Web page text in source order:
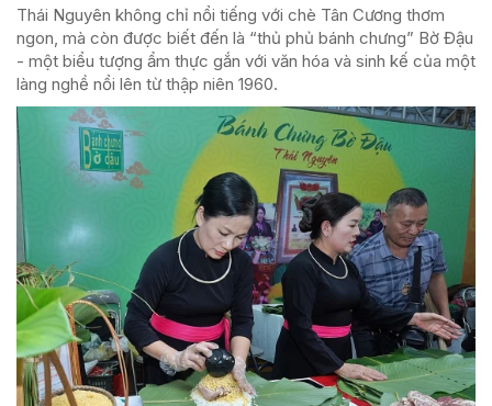
Thái Nguyên không chỉ nổi tiếng với chè Tân Cương thơm
ngon, mà còn được biết đến là “thủ phủ bánh chưng” Bờ Đậu
- một biểu tượng ẩm thực gắn với văn hóa và sinh kế của một
làng nghề nổi lên từ thập niên 1960.